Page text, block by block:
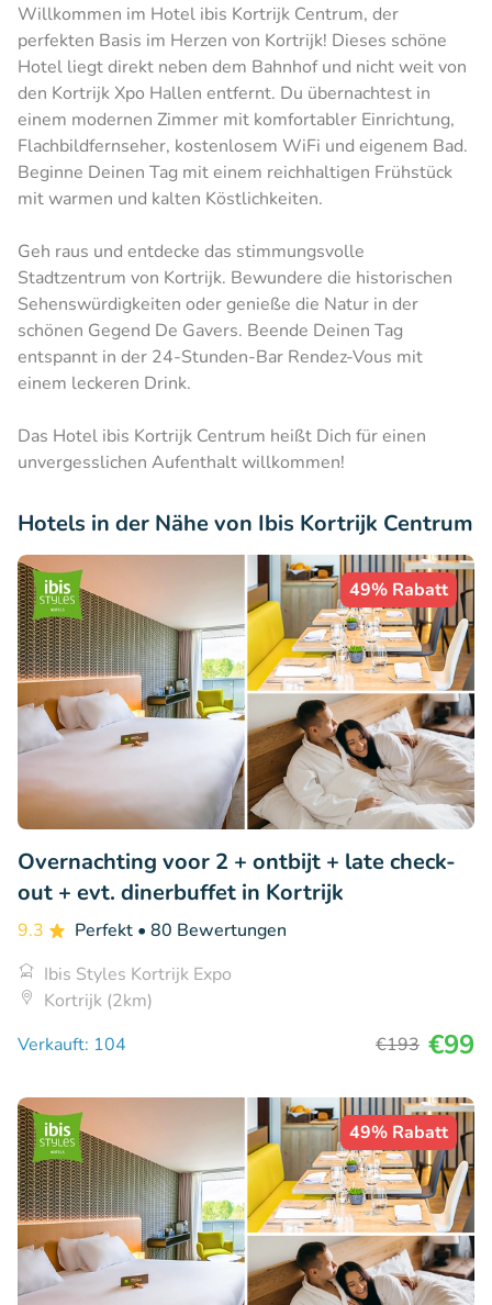
Willkommen im Hotel ibis Kortrijk Centrum, der
perfekten Basis im Herzen von Kortrijk! Dieses schöne
Hotel liegt direkt neben dem Bahnhof und nicht weit von
den Kortrijk Xpo Hallen entfernt. Du übernachtest in
einem modernen Zimmer mit komfortabler Einrichtung,
Flachbildfernseher, kostenlosem WiFi und eigenem Bad.
Beginne Deinen Tag mit einem reichhaltigen Frühstück
mit warmen und kalten Köstlichkeiten.
Geh raus und entdecke das stimmungsvolle
Stadtzentrum von Kortrijk. Bewundere die historischen
Sehenswürdigkeiten oder genieße die Natur in der
schönen Gegend De Gavers. Beende Deinen Tag
entspannt in der 24-Stunden-Bar Rendez-Vous mit
einem leckeren Drink.
Das Hotel ibis Kortrijk Centrum heißt Dich für einen
unvergesslichen Aufenthalt willkommen!
Hotels in der Nähe von Ibis Kortrijk Centrum
49% Rabatt
Overnachting voor 2 + ontbijt + late check-
out + evt. dinerbuffet in Kortrijk
9.3 Perfekt • 80 Bewertungen
Ibis Styles Kortrijk Expo
Kortrijk (2km)
Verkauft: 104
€193 €99
49% Rabatt